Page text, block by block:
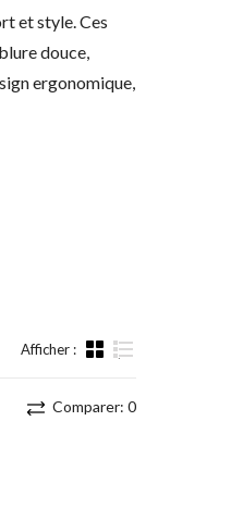
et style. Ces
douce,
ergonomique,
Afficher :
Liste
Comparer: 0